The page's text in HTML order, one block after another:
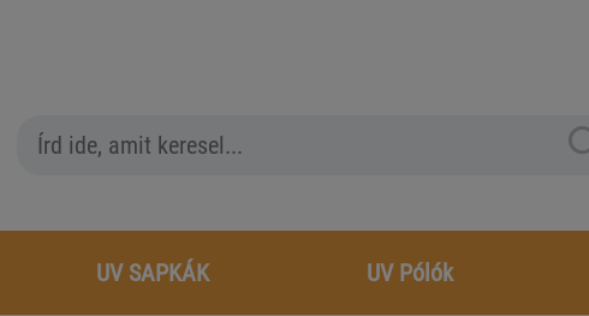
UV SAPKÁK UV Pólók